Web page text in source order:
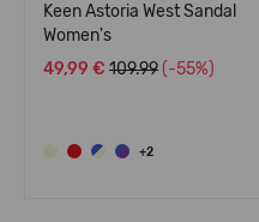
Keen Astoria West Sandal
Women's
49,99 € 109.99 (-55%)
+2